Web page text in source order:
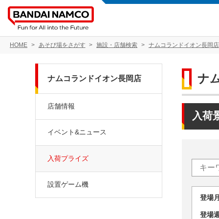
HOME あそび場をさがす 施設・店舗検索 ナムコランドイオン長岡店
ナ
入荷
登
登
ナムコランドイオン長岡店
店舗情報
イベント&ニュース
入荷プライズ
設置ゲーム機